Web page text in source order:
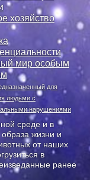
хозяйство
мир особым
для
людьми с
нарушениями
среде и в
жизни и
от наших
в
ранее